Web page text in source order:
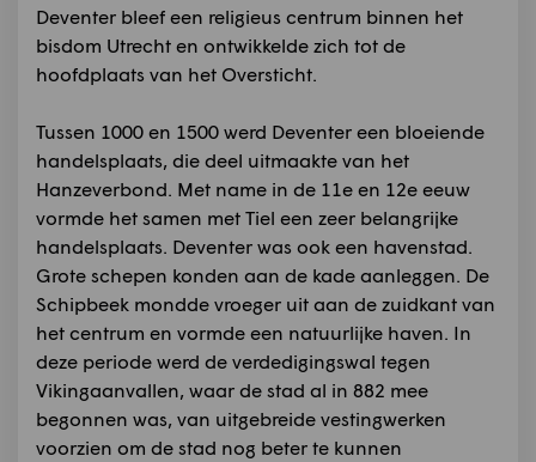
Deventer bleef een religieus centrum binnen het
bisdom Utrecht en ontwikkelde zich tot de
hoofdplaats van het Oversticht.
Tussen 1000 en 1500 werd Deventer een bloeiende
handelsplaats, die deel uitmaakte van het
Hanzeverbond. Met name in de 11e en 12e eeuw
vormde het samen met Tiel een zeer belangrijke
handelsplaats. Deventer was ook een havenstad.
Grote schepen konden aan de kade aanleggen. De
Schipbeek mondde vroeger uit aan de zuidkant van
het centrum en vormde een natuurlijke haven. In
deze periode werd de verdedigingswal tegen
Vikingaanvallen, waar de stad al in 882 mee
begonnen was, van uitgebreide vestingwerken
voorzien om de stad nog beter te kunnen